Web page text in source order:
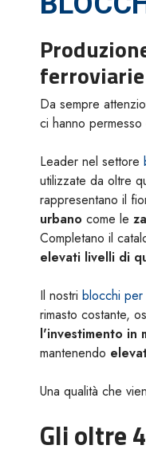
Da sempre
ci hanno
Leader nel settore
utilizzate da oltre
rappresentano il
urbano come le
Completano il
elevati livelli di
Il nostri blocchi per
rimasto costante,
l'investimento in
mantenendo
Una qualità che
Gli oltre